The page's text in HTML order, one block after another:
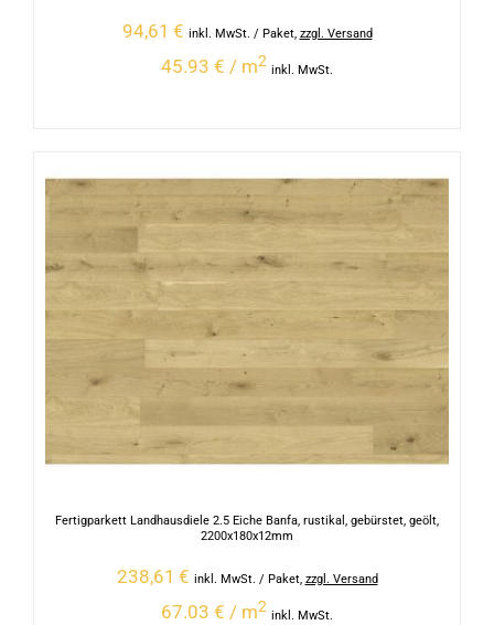
94,61 € inkl. MwSt. / Paket, zzgl. Versand
45.93 € / m2
inkl. MwSt.
Fertigparkett Landhausdiele 2.5 Eiche Banfa, rustikal, gebürstet, geölt,
2200x180x12mm
238,61 € inkl. MwSt. / Paket, zzgl. Versand
67.03 € / m2
inkl. MwSt.